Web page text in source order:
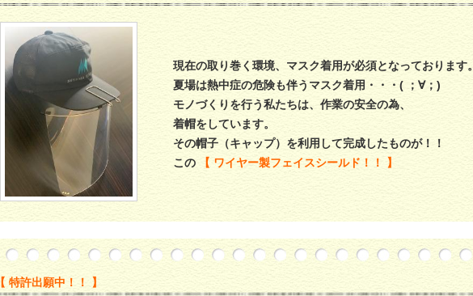
現在の取り巻く環境、マスク着用が必須となっております。
夏場は熱中症の危険も伴うマスク着用・・・( ；∀；)
モノづくりを行う私たちは、作業の安全の為、
着帽をしています。
その帽子（キャップ）を利用して完成したものが！！
この
【 ワイヤー製フェイスシールド！！ 】
【 特許出願中！！ 】